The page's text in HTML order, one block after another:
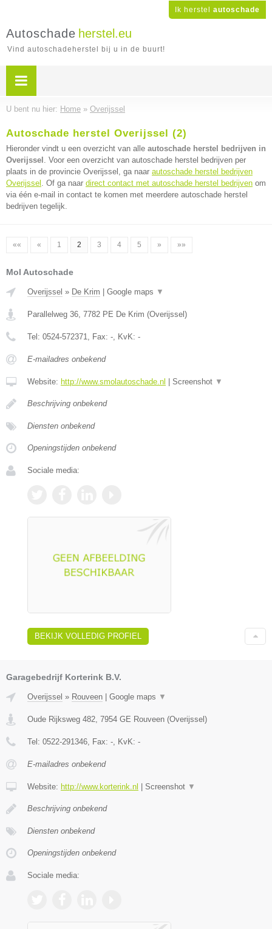
Ik herstel autoschade
Autoschade herstel.eu
Vind autoschadeherstel bij u in de buurt!
U bent nu hier: Home » Overijssel
Autoschade herstel Overijssel (2)
Hieronder vindt u een overzicht van alle autoschade herstel bedrijven in
Overijssel . Voor een overzicht van autoschade herstel bedrijven per
plaats in de provincie Overijssel, ga naar autoschade herstel bedrijven
Overijssel . Of ga naar direct contact met autoschade herstel bedrijven om
via één e-mail in contact te komen met meerdere autoschade herstel
bedrijven tegelijk.
«« « 1 2 3 4 5 » »»
Mol Autoschade
Overijssel » De Krim Google maps ▼
Parallelweg 36, 7782 PE De Krim (Overijssel )
Tel: 0524-572371, Fax: -, KvK: -
E-mailadres onbekend
Website: http://www.smolautoschade.nl Screenshot ▼
Beschrijving onbekend
Diensten onbekend
Openingstijden onbekend
Sociale media:
BEKIJK VOLLEDIG PROFIEL
Garagebedrijf Korterink B.V.
Overijssel » Rouveen | Google maps ▼
Oude Rijksweg 482 7954 GE Rouveen (Overijssel)
Tel: 0522-291346 , Fax: - , KvK: -
E-mailadres onbekend
Website: http://www.korterink.nl | Screenshot ▼
Beschrijving onbekend
Diensten onbekend
Openingstijden onbekend
Sociale media: